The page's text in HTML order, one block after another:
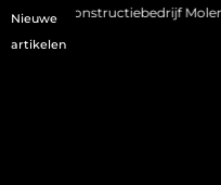
Nieuwe
artikelen
Molenschot: